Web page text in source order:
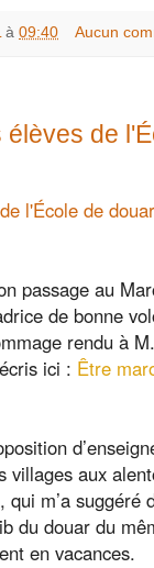
à 09:40 Aucun
de
de l'École de
passage au
de bonne
rendu à
ici : Être
villages aux
m’a
du douar du
en vacances.